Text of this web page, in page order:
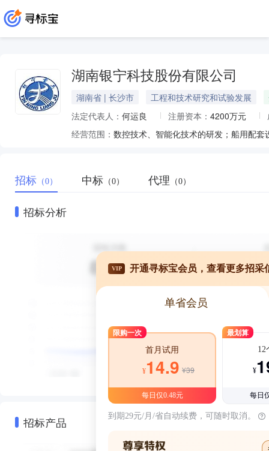
湖南银宁科技股份有限公司
湖南省 | 长沙市 工程和技术研究和试验发展
法定代表人： 何运良 注册资本： 4200万元
经营范围：
招标 （0） 中标 （0） 代理 （0）
招标分析
招标产品
VIP 开通寻标宝会员，查看更多招采
单省会员
限购一次
首月试用
¥14.9 ¥39
每日仅0.48元
最划算
12
¥
每日
到期29元/月/省自动续费，可随时取消。